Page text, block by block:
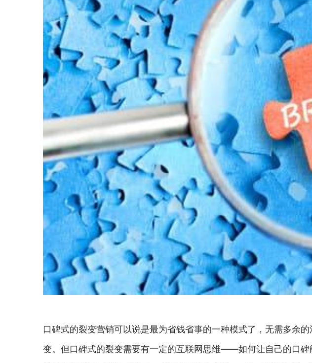
口碑式的裂变营销可以说是最为省钱省事的一种模式了，无需多余
变。但口碑式的裂变需要有一定的互联网思维——如何让自己的口